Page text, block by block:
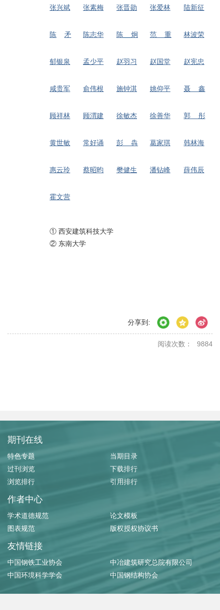
张兴斌 张素梅 张晋勋 张爱林 陆新征
陈 矛 陈志华 陈 炯 范 重 林波荣
郁银泉 孟少平 赵羽习 赵国堂 赵宪忠
咸贵军 俞伟根 施钟淇 姚仰平 聂 鑫
顾祥林 顾渭建 徐敏杰 徐善华 郭 彤
黄世敏 常好诵 彭 犇 葛家琪 韩林海
惠云玲 蔡昭昀 樊健生 潘钻峰 薛伟辰
霍文营
① 西安建筑科技大学
② 东南大学
分享到:
阅读次数： 9884
期刊在线
特色专题
当期目录
过刊浏览
下载排行
浏览排行
引用排行
作者中心
学术道德规范
论文模板
图表规范
版权授权协议书
友情链接
中国钢铁工业协会
中冶建筑研究总院有限公司
中国环境科学学会
中国钢结构协会